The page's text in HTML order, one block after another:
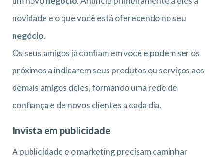
novidade e o que você está oferecendo no seu
negócio.
Os seus amigos já confiam em você e podem ser os
próximos a indicarem seus produtos ou serviços aos
demais amigos deles, formando uma rede de
confiança e de novos clientes a cada dia.
Invista em publicidade
A publicidade e o marketing precisam caminhar